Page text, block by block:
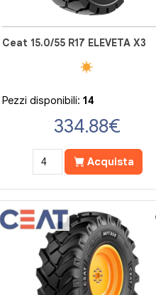
Ceat 15.0/55 R17 ELEVETA X3
Pezzi disponibili:14
334.88€
Acquista